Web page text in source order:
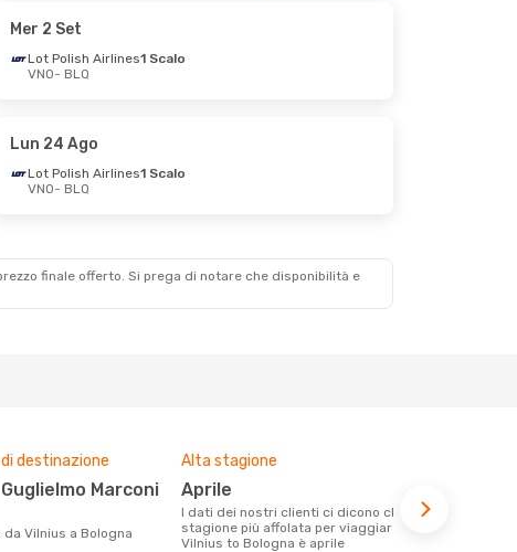
Mer 2 Set
Lot Polish Airlines1 Scalo
VNO- BLQ
Lun 24 Ago
Lot Polish Airlines1 Scalo
VNO- BLQ
finale offerto. Si prega di notare che disponibilità e
destinazione
da Vilnius a Bologna
Alta stagione
aprile
I dati dei nostri clienti ci dicono che la
stagione più affolata per viaggiare da
Vilnius to Bologna è aprile